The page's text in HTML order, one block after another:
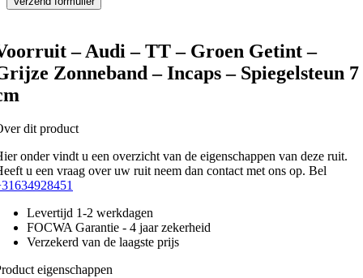
– Audi – TT – Groen Getint –
Zonneband – Incaps – Spiegelsteun 7
dit product
onder vindt u een overzicht van de eigenschappen van deze ruit.
u een vraag over uw ruit neem dan contact met ons op. Bel
Levertijd 1-2 werkdagen
FOCWA Garantie - 4 jaar zekerheid
Verzekerd van de laagste prijs
eigenschappen